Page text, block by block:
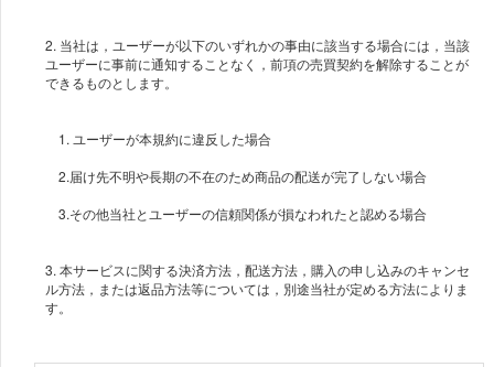
2. 当社は，ユーザーが以下のいずれかの事由に該当する場合には，当該
ユーザーに事前に通知することなく，前項の売買契約を解除することが
1. ユーザーが本規約に違反した場合
2.届け先不明や長期の不在のため商品の配送が完了しない場合
3. 本サービスに関する決済方法，配送方法，購入の申し込みのキャンセ
ル方法，または返品方法等については，別途当社が定める方法によりま
す。